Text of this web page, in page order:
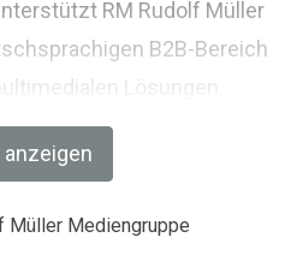
RM Rudolf Müller
B2B-Bereich
Lösungen.
stehen im
umfangreichen
Messe, Kongressen,
anzeigen